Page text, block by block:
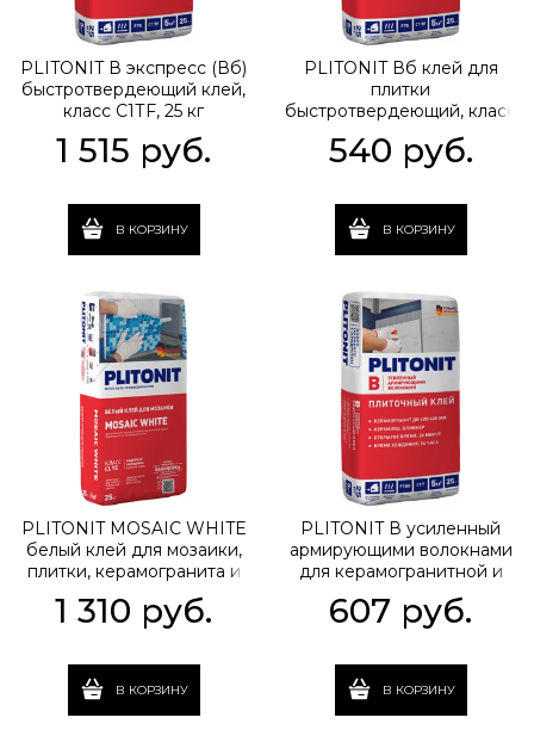
PLITONIT В экспресс (Вб)
быстротвердеющий клей,
класс С1ТF, 25 кг
1 515 руб.
В КОРЗИНУ
PLITONIT Вб клей для
плитки
быстротвердеющий, класс
540 руб.
В КОРЗИНУ
PLITONIT MOSAIC WHITE
белый клей для мозаики,
плитки, керамогранита и
натур.камня, класс С1ТЕ, 25
кг
1 310 руб.
В КОРЗИНУ
PLITONIT В усиленный
армирующими волокнами
для керамогранитной и
керамич. плитки, класс
С1Т, 25 кг
607 руб.
В КОРЗИНУ